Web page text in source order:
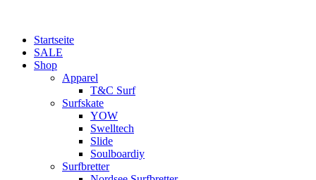
Startseite
SALE
Shop
Apparel
T&C Surf
Surfskate
YOW
Swelltech
Slide
Soulboardiy
Surfbretter